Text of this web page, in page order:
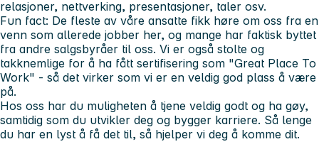
relasjoner, nettverking, presentasjoner, taler osv.
Fun fact: De fleste av våre ansatte fikk høre om oss fra en
venn som allerede jobber her, og mange har faktisk byttet
fra andre salgsbyråer til oss. Vi er også stolte og
takknemlige for å ha fått sertifisering som "Great Place To
Work" - så det virker som vi er en veldig god plass å være
på.
Hos oss har du muligheten å tjene veldig godt og ha gøy,
samtidig som du utvikler deg og bygger karriere. Så lenge
du har en lyst å få det til, så hjelper vi deg å komme dit.